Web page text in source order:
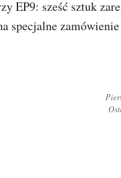
EP9: sześć sztuk
specjalne